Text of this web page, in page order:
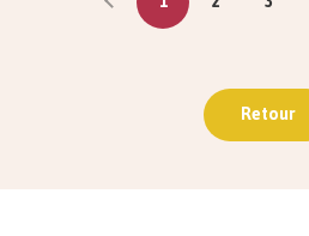
Retour